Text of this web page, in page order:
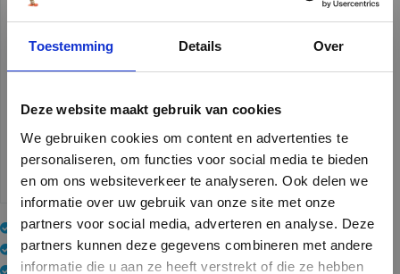
Toestemming Details Over
Deze website maakt gebruik van cookies
We gebruiken cookies om content en advertenties te
personaliseren, om functies voor social media te bieden
en om ons websiteverkeer te analyseren. Ook delen we
informatie over uw gebruik van onze site met onze
partners voor social media, adverteren en analyse. Deze
partners kunnen deze gegevens combineren met andere
informatie die u aan ze heeft verstrekt of die ze hebben
Kleur T-shirt:
Kleur bedrukking:
Fullcolour / Wit
5 werkdagen
Totaalprijs 0 stuk(s) € 0,00
Vanaf 1 st.
Veel kleuren
Eigen productie